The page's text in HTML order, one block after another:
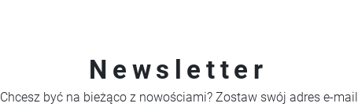
Newsletter
Chcesz być na bieżąco z nowościami? Zostaw swój adres e-mail